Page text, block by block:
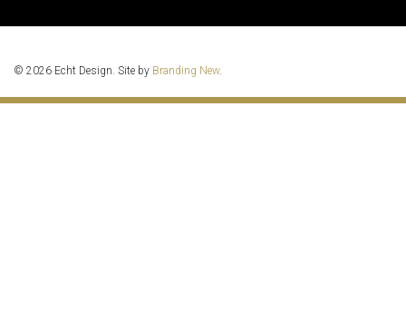
© 2026 Echt Design. Site by Branding New.